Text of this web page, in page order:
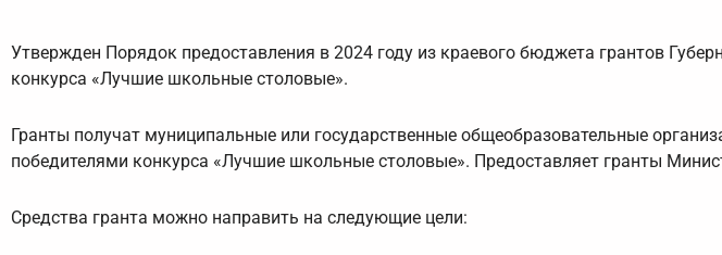
Утвержден Порядок предоставления в 2024 году из краевого бюджета грантов
конкурса «Лучшие школьные столовые».
Гранты получат муниципальные или государственные общеобразовательные
победителями конкурса «Лучшие школьные столовые». Предоставляет гранты
Средства гранта можно направить на следующие цели: